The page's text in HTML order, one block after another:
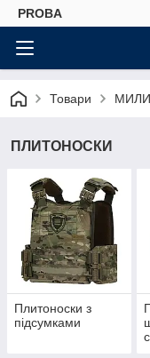
PROBA
Товари
ПЛИТОНОСКИ
Плитоноски з
підсумками